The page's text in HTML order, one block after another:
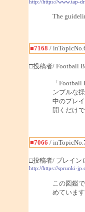
http://https://www.tap-
The
■7168 /
□投稿者/ Football
「Football
ンプルな
中のプレ
開くだけ
■7066 /
□投稿者/ ブレイン
http://https://sprunki-
この図鑑
めています